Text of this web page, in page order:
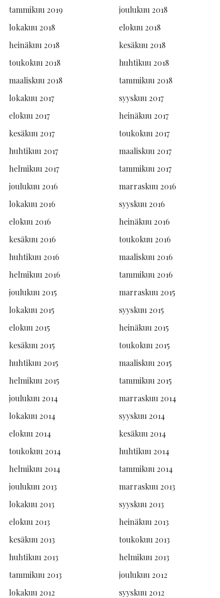
tammikuu 2019
joulukuu 2018
lokakuu 2018
elokuu 2018
heinäkuu 2018
kesäkuu 2018
toukokuu 2018
huhtikuu 2018
maaliskuu 2018
tammikuu 2018
lokakuu 2017
syyskuu 2017
elokuu 2017
heinäkuu 2017
kesäkuu 2017
toukokuu 2017
huhtikuu 2017
maaliskuu 2017
helmikuu 2017
tammikuu 2017
joulukuu 2016
marraskuu 2016
lokakuu 2016
syyskuu 2016
elokuu 2016
heinäkuu 2016
kesäkuu 2016
toukokuu 2016
huhtikuu 2016
maaliskuu 2016
helmikuu 2016
tammikuu 2016
joulukuu 2015
marraskuu 2015
lokakuu 2015
syyskuu 2015
elokuu 2015
heinäkuu 2015
kesäkuu 2015
toukokuu 2015
huhtikuu 2015
maaliskuu 2015
helmikuu 2015
tammikuu 2015
joulukuu 2014
marraskuu 2014
lokakuu 2014
syyskuu 2014
elokuu 2014
kesäkuu 2014
toukokuu 2014
huhtikuu 2014
helmikuu 2014
tammikuu 2014
joulukuu 2013
marraskuu 2013
lokakuu 2013
syyskuu 2013
elokuu 2013
heinäkuu 2013
kesäkuu 2013
toukokuu 2013
huhtikuu 2013
helmikuu 2013
tammikuu 2013
joulukuu 2012
lokakuu 2012
syyskuu 2012